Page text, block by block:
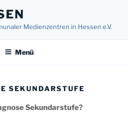
Medienzentren in Hessen e.V.
Menü
SEKUNDARSTUFE
Sekundarstufe?